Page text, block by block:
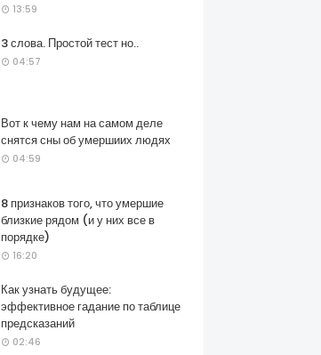
13:59
3 слова. Простой тест но..
04:57
Вот к чему нам на самом деле
снятся сны об умершиих людях
04:59
8 признаков того, что умершие
близкие рядом (и у них все в
порядке)
16:20
Как узнать будущее:
эффективное гадание по таблице
предсказаний
02:46